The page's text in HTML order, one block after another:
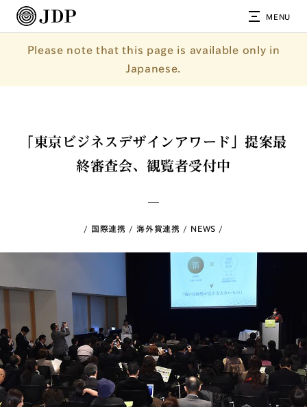
MENU
Please note that this page is available only in
Japanese.
「東京ビジネスデザインアワード」提案最
終審査会、観覧者受付中
国際連携 海外賞連携 NEWS